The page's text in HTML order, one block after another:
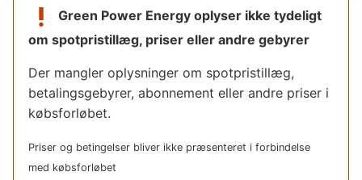
priority_high Green Power Energy oplyser ikke tydeligt
om spotpristillæg, priser eller andre gebyrer
Der mangler oplysninger om spotpristillæg,
betalingsgebyrer, abonnement eller andre priser i
købsforløbet.
Priser og betingelser bliver ikke præsenteret i forbindelse
med købsforløbet